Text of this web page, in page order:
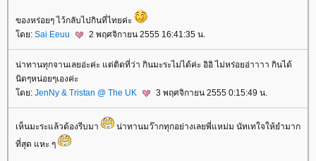
ของหร่อยๆ ไว้กลับไปกินที่ไทยค่ะ
ดย: Sai Eeuu 2 พฤศจิกายน 2555 16:41:35 น.
น่าทานทุกจานเลยอ่ะค่ะ แต่ติดที่ว่า กินมะระไม่ได้ค่ะ อิอิ ไม่หร่อยอ่าาาา กินได้
นิดๆหน่อยๆเองค่ะ
ดย: JenNy & Tristan @ The UK 3 พฤศจิกายน 2555 0:15:49 น.
เห็นมะระแล้วต้องรีบมา
น่าทานมว๊ากทุกอย่างเลยพี่แหม่ม นัทเทใจให้ยำมาก
ที่สุด แหะ ๆ